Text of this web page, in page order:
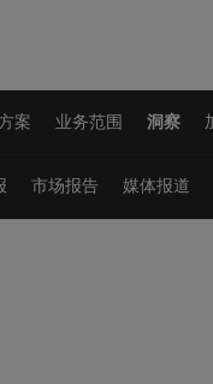
案 业务范围 洞察
市场报告 媒体报道